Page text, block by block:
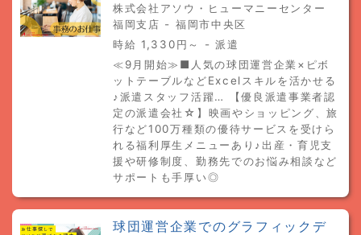
株式会社アソウ・ヒューマニーセンター
福岡支店 - 福岡市中央区
時給 1,330円～ - 派遣
≪9月開始≫■人気の球団運営企業×ピボ
ットテーブルなどExcelスキルを活かせる
♪派遣スタッフ活躍… 【優良派遣事業者認
定の派遣会社☆】映画やショッピング、旅
行など100万種類の優待サービスを受けら
れる福利厚生メニューあり♪出産・育児支
援や研修制度、勤務先でのお悩み相談など
サポートも手厚い◎
球団運営企業でのグラフィックデ